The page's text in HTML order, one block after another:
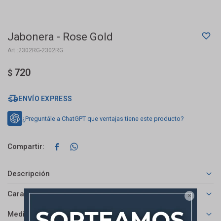

Jabonera - Rose Gold
2302RG-2302RG
$ 720
ENVÍO EXPRESS
¿Preguntále a ChatGPT que ventajas tiene este producto?
 
Descripción
Características
Medios de pago